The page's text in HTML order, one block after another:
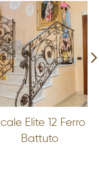
Elite 12 Ferro
Battuto